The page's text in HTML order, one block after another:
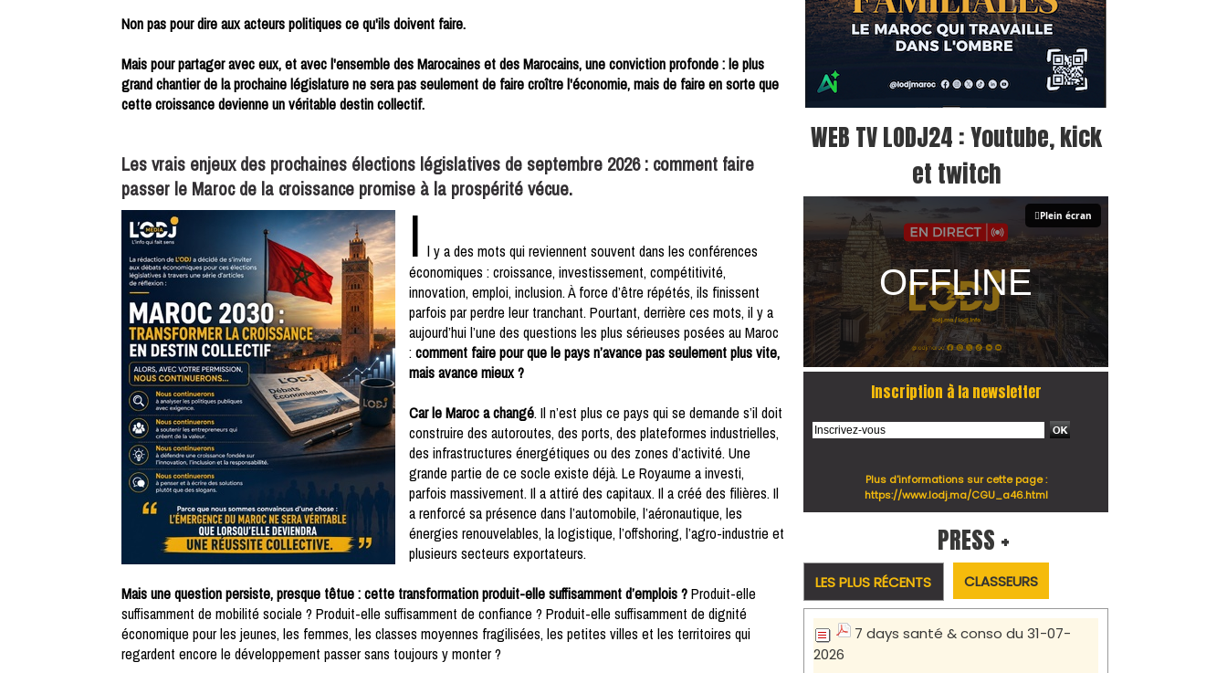
Non pas pour dire aux acteurs politiques ce qu'ils doivent faire.
Mais pour partager avec eux, et avec l'ensemble des Marocaines et des Marocains, une conviction profonde : le plus
grand chantier de la prochaine législature ne sera pas seulement de faire croître l'économie, mais de faire en sorte que
cette croissance devienne un véritable destin collectif.
Les vrais enjeux des prochaines élections législatives de septembre 2026 : comment faire
passer le Maroc de la croissance promise à la prospérité vécue.
I l y a des mots qui reviennent souvent dans les conférences
économiques : croissance, investissement, compétitivité,
innovation, emploi, inclusion. À force d’être répétés, ils finissent
parfois par perdre leur tranchant. Pourtant, derrière ces mots, il y a
aujourd’hui l’une des questions les plus sérieuses posées au Maroc
:comment faire pour que le pays n’avance pas seulement plus vite,
mais avance mieux ?
Car le Maroc a changé. Il n’est plus ce pays qui se demande s’il doit
construire des autoroutes, des ports, des plateformes industrielles,
des infrastructures énergétiques ou des zones d’activité. Une
grande partie de ce socle existe déjà. Le Royaume a investi,
parfois massivement. Il a attiré des capitaux. Il a créé des filières. Il
a renforcé sa présence dans l’automobile, l’aéronautique, les
énergies renouvelables, la logistique, l’offshoring, l’agro-industrie et
plusieurs secteurs exportateurs.
Mais une question persiste, presque têtue : cette transformation produit-elle suffisamment d’emplois ?Produit-elle
suffisamment de mobilité sociale ? Produit-elle suffisamment de confiance ? Produit-elle suffisamment de dignité
économique pour les jeunes, les femmes, les classes moyennes fragilisées, les petites villes et les territoires qui
regardent encore le développement passer sans toujours y monter ?
WEB TV LODJ24 : Youtube, kick
et twitch
Plein écran
Inscription à la newsletter
Plus d'informations sur cette page :
https://www.lodj.ma/CGU_a46.html
PRESS +
LES PLUS RÉCENTS CLASSEURS
7 days santé & conso du 31-07-
2026